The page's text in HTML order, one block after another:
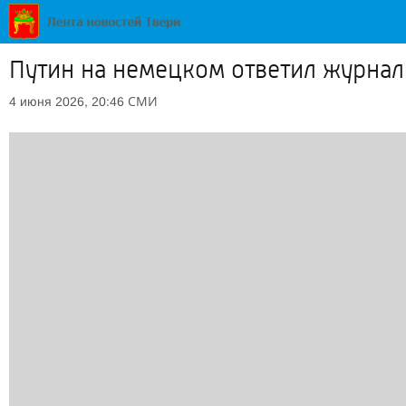
Путин на немецком ответил
4 июня 2026, 20:46 СМИ